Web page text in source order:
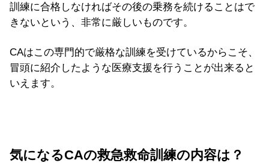
訓練に合格しなければその後の乗務を続けることはで
きないという、非常に厳しいものです。
CAはこの専門的で厳格な訓練を受けているからこそ、
冒頭に紹介したような医療支援を行うことが出来ると
いえます。
気になるCAの救急救命訓練の内容は？